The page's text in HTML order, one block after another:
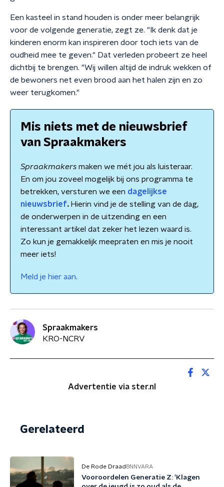
Een kasteel in stand houden is onder meer belangrijk
voor de volgende generatie, zegt ze. "Ik denk dat je
kinderen enorm kan inspireren door toch iets van de
oudheid mee te geven." Dat verleden probeert ze heel
dichtbij te brengen. "Wij willen altijd de indruk wekken of
de bewoners net even brood aan het halen zijn en zo
weer terugkomen."
Mis niets met de nieuwsbrief
van Spraakmakers
Spraakmakers maken we mét jou als luisteraar.
En om jou zoveel mogelijk bij ons programma te
betrekken, versturen we een dagelijkse
nieuwsbrief.Hierin vind je de stelling van de dag,
de onderwerpen in de uitzending en een
interessant artikel dat zeker het lezen waard is.
Zo kun je gemakkelijk meepraten en mis je nooit
meer iets!
Meld je hier aan.
Spraakmakers
KRO-NCRV
Advertentie via ster.nl
Gerelateerd
De Rode Draad BNNVARA
Vooroordelen Generatie Z: 'Klagen